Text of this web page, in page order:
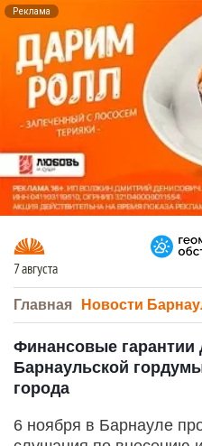
Реклама
7 августа
Главная Новости
Финансовые гарантии
Барнаульской
города
6 ноября в Барнауле